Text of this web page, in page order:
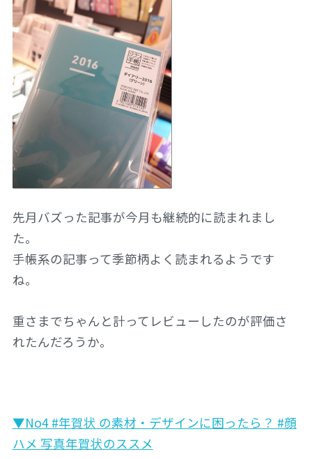
先月バズった記事が今月も継続的に読まれまし
た。
手帳系の記事って季節柄よく読まれるようです
ね。
重さまでちゃんと計ってレビューしたのが評価さ
れたんだろうか。
▼No4 #年賀状 の素材・デザインに困ったら？ #顔
ハメ 写真年賀状のススメ